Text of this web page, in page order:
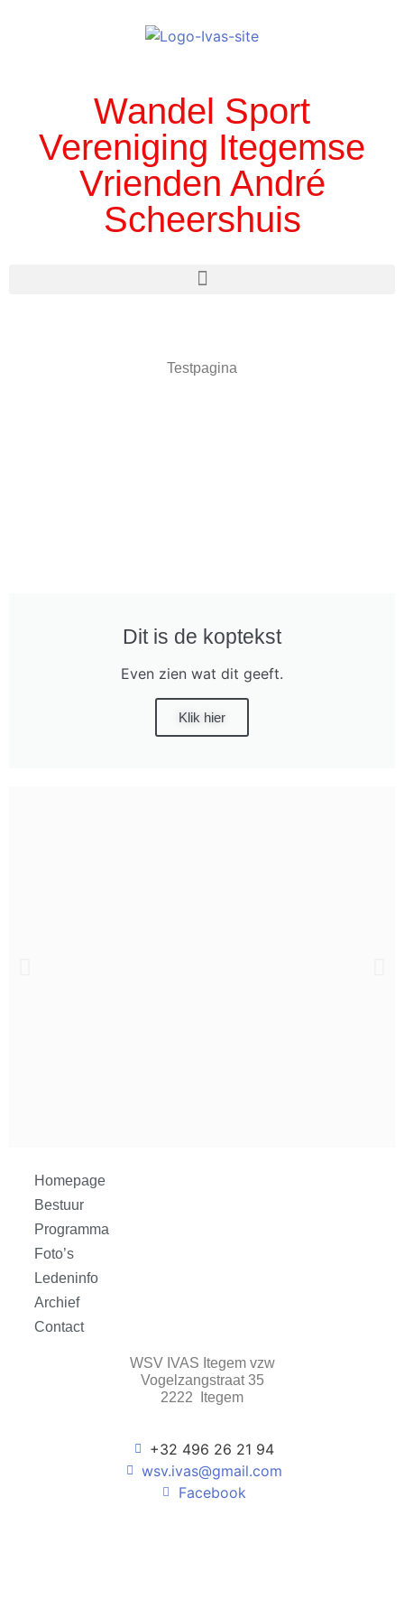
Wandel Sport
Vereniging Itegemse
Vrienden André
Scheershuis
Testpagina
Dit is de koptekst
Even zien wat dit geeft.
Klik hier
WSV IVAS
Homepage
Bestuur
Programma
Foto’s
Ledeninfo
Archief
Contact
WSV IVAS Itegem vzw
Vogelzangstraat 35
2222 Itegem
+32 496 26 21 94
wsv.ivas@gmail.com
Facebook